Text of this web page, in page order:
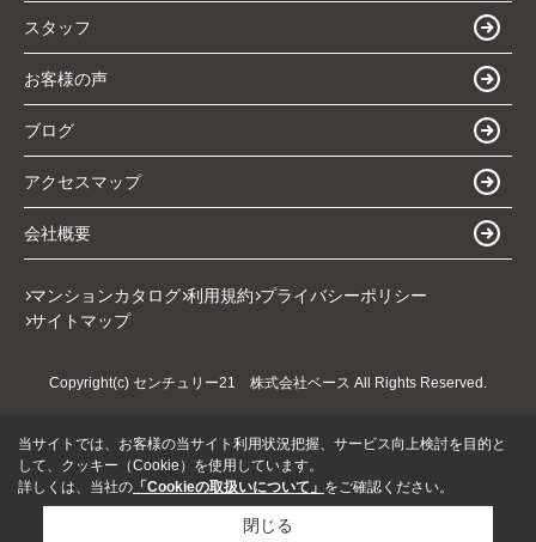
スタッフ
お客様の声
ブログ
アクセスマップ
会社概要
マンションカタログ 利用規約 プライバシーポリシー
サイトマップ
Copyright(c) センチュリー21 株式会社ベース All Rights Reserved.
当サイトでは、お客様の当サイト利用状況把握、サービス向上検討を目的と
して、クッキー（Cookie）を使用しています。
詳しくは、当社の 「Cookieの取扱いについて」 をご確認ください。
閉じる